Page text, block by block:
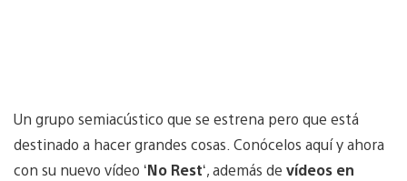
Un grupo semiacústico que se estrena pero que está
destinado a hacer grandes cosas. Conócelos aquí y ahora
con su nuevo vídeo ‘No Rest‘, además de vídeos en